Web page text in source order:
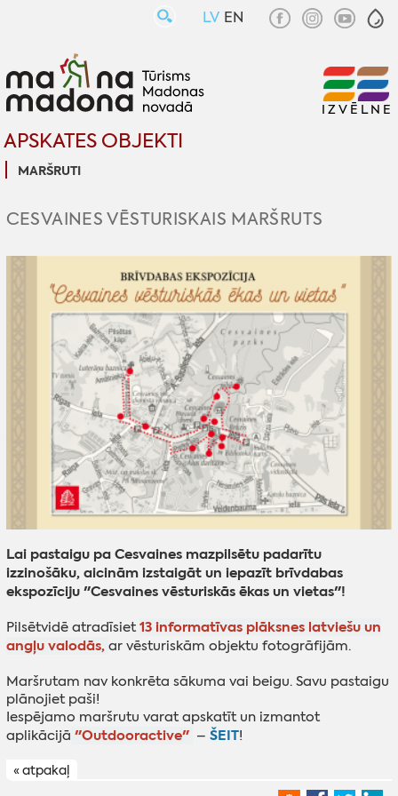
LV EN
APSKATES OBJEKTI
MARŠRUTI
IZVĒLNE
CESVAINES VĒSTURISKAIS MARŠRUTS
Lai pastaigu pa Cesvaines mazpilsētu padarītu
izzinošāku, aicinām izstaigāt un iepazīt brīvdabas
ekspozīciju "Cesvaines vēsturiskās ēkas un vietas"!
Pilsētvidē atradīsiet13 informatīvas plāksnes latviešu un
angļu valodās, ar vēsturiskām objektu fotogrāfijām.
Maršrutam nav konkrēta sākuma vai beigu. Savu pastaigu
plānojiet paši!
Iespējamo maršrutu varat apskatīt un izmantot
aplikācijā "Outdooractive" – ŠEIT!
« atpakaļ